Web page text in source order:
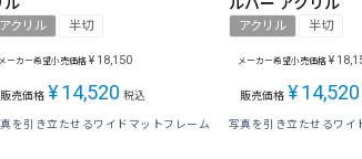
アクリル 半切
メーカー希望小売価格 ¥ 18,150
販売価格 ¥14,520 税込
を引き立たせるワイドマットフレーム
アクリル 半切
メーカー希望小売価格 ¥
販売価格 ¥14,520
写真を引き立たせるワイ